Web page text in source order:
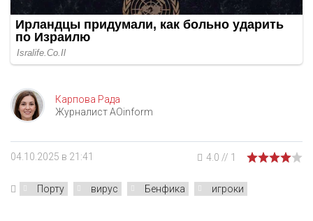
Карпова Рада
Журналист AOinform
04.10.2025 в 21:41 4.0 // 1
Порту вирус Бенфика игроки